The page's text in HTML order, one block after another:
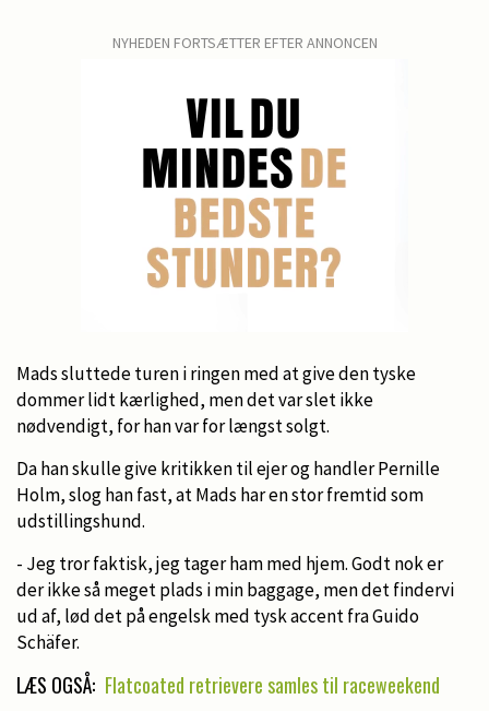
NYHEDEN FORTSÆTTER EFTER ANNONCEN
Mads sluttede turen i ringen med at give den tyske
dommer lidt kærlighed, men det var slet ikke
nødvendigt, for han var for længst solgt.
Da han skulle give kritikken til ejer og handler Pernille
Holm, slog han fast, at Mads har en stor fremtid som
udstillingshund.
- Jeg tror faktisk, jeg tager ham med hjem. Godt nok er
der ikke så meget plads i min baggage, men det findervi
ud af, lød det på engelsk med tysk accent fra Guido
Schäfer.
LÆS OGSÅ: Flatcoated retrievere samles til raceweekend